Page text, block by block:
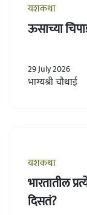
यशकथा
ऊसाच्या
29 July 2026
भाग्यश्री चौथाई
यशकथा
भारतातील
दिसतं?